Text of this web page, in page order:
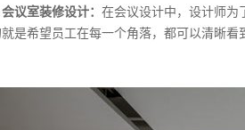
会议室装修设计： 在会议设计中，设计师为
是希望员工在每一个角落，都可以清晰看